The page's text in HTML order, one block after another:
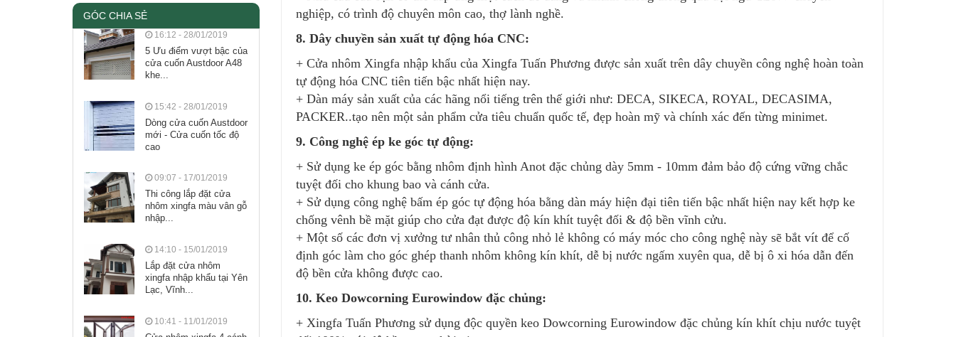
GÓC CHIA SẺ
16:12 - 28/01/2019
5 Ưu điểm vượt bậc của
cửa cuốn Austdoor A48
khe...
15:42 - 28/01/2019
Dòng cửa cuốn Austdoor
mới - Cửa cuốn tốc độ
cao
09:07 - 17/01/2019
Thi công lắp đặt cửa
nhôm xingfa màu vân gỗ
nhập...
14:10 - 15/01/2019
Lắp đặt cửa nhôm
xingfa nhập khẩu tại Yên
Lạc, Vĩnh...
10:41 - 11/01/2019
nghiệp, có trình độ chuyên môn cao, thợ lành nghề.
8. Dây chuyền sản xuất tự động hóa CNC:
+ Cửa nhôm Xingfa nhập khẩu của Xingfa Tuấn Phương được sản xuất trên dây chuyền công nghệ hoàn toàn
tự động hóa CNC tiên tiến bậc nhất hiện nay.
+ Dàn máy sản xuất của các hãng nổi tiếng trên thế giới như: DECA, SIKECA, ROYAL, DECASIMA,
PACKER..tạo nên một sản phẩm cửa tiêu chuẩn quốc tế, đẹp hoàn mỹ và chính xác đến từng minimet.
9. Công nghệ ép ke góc tự động:
+ Sử dụng ke ép góc bằng nhôm định hình Anot đặc chủng dày 5mm - 10mm đảm bảo độ cứng vững chắc
tuyệt đối cho khung bao và cánh cửa.
+ Sử dụng công nghệ bấm ép góc tự động hóa bằng dàn máy hiện đại tiên tiến bậc nhất hiện nay kết hợp ke
chống vênh bề mặt giúp cho cửa đạt được độ kín khít tuyệt đối & độ bền vĩnh cửu.
+ Một số các đơn vị xưởng tư nhân thủ công nhỏ lẻ không có máy móc cho công nghệ này sẽ bắt vít để cố
định góc làm cho góc ghép thanh nhôm không kín khít, dễ bị nước ngấm xuyên qua, dễ bị ô xi hóa dẫn đến
độ bền cửa không được cao.
10. Keo Dowcorning Eurowindow đặc chủng:
+ Xingfa Tuấn Phương sử dụng độc quyền keo Dowcorning Eurowindow đặc chủng kín khít chịu nước tuyệt